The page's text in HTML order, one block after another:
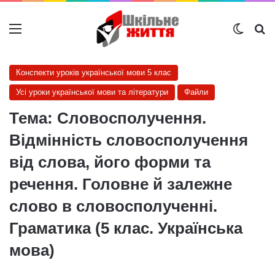
Меню
Конспекти уроків української мови 5 клас
Усі уроки української мови та літератури Файли
Тема: Словосполучення.
Відмінність словосполучення
від слова, його форми та
речення. Головне й залежне
слово в словосполученні.
Граматика (5 клас. Українська
мова)